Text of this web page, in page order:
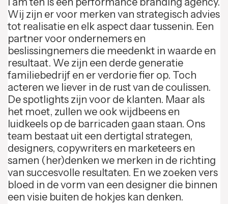
Wij zijn er voor merken van strategisch advies
tot realisatie en elk aspect daar tussenin. Een
partner voor ondernemers en
beslissingnemers die meedenkt in waarde en
resultaat. We zijn een derde generatie
familiebedrijf en er verdorie fier op. Toch
acteren we liever in de rust van de coulissen.
De spotlights zijn voor de klanten. Maar als
het moet, zullen we ook wijdbeens en
luidkeels op de barricaden gaan staan. Ons
team bestaat uit een dertigtal strategen,
designers, copywriters en marketeers en
samen (her)denken we merken in de richting
van succesvolle resultaten. En we zoeken vers
bloed in de vorm van een designer die binnen
een visie buiten de hokjes kan denken.